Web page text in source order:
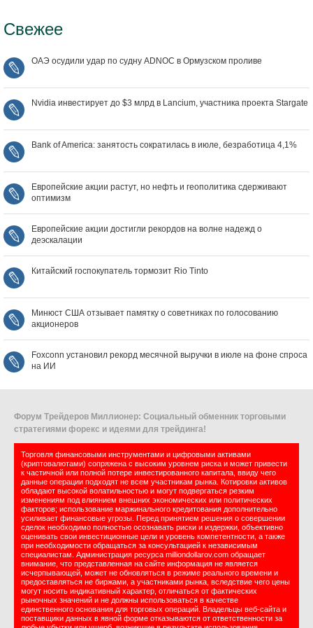
Свежее
ОАЭ осудили удар по судну ADNOC в Ормузском проливе
Nvidia инвестирует до $3 млрд в Lancium, участника проекта Stargate
Bank of America: занятость сократилась в июле, безработица 4,1%
Европейские акции растут, но нефть и геополитика сдерживают
оптимизм
Европейские акции достигли рекордов на волне надежд о
деэскалации
Китайский госпокупатель тормозит Rio Tinto
Минюст США отзывает памятку о советниках по голосованию
акционеров
Foxconn установил рекорд месячной выручки в июле на фоне спроса
на ИИ
Форум Трейдеров Миллионер: Социальный обменник торговыми
стратегиями форекс и идеями для трейдинга!
Торговля финансовыми инструментами и цифровыми активами
(криптовалютами) сопряжена с высоким уровнем риска и может привести
к частичной или полной потере инвестированного капитала, ввиду чего
данные операции подходят не всем участникам рынка. Котировки активов
обладают высокой волатильностью и могут подвергаться резким
изменениям под влиянием внешних экономических или политических
факторов; использование маржинального кредитования дополнительно
усиливает финансовые угрозы. Перед принятием решения о совершении
сделок необходимо полностью осознавать риски и издержки, объективно
оценивать свои инвестиционные цели и уровень компетентности, а также
при необходимости обращаться за консультацией к независимым
специалистам. Администрация ресурса milliondollarov.com обращает
внимание, что представленная на сайте информация не является
исчерпывающей, может не обновляться в режиме реального времени и
предоставляться не биржами, а участниками рынка, вследствие чего цены
могут носить индикативный характер, отличаться от фактических
рыночных значений и не должны использоваться в качестве
единственного основания для торговых операций. Владельцы веб-сайта и
поставщики данных в явной форме отказываются от ответственности за